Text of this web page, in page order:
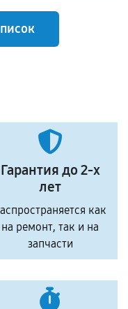
Гарантия до 2-х
лет
как
на ремонт, так и на
запчасти